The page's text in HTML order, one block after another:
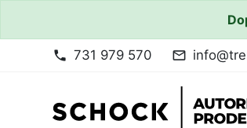
phone 731 979 570 mail_outline